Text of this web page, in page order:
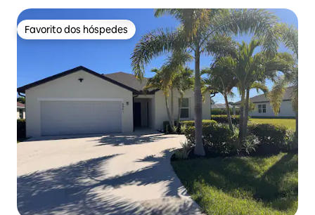
Favorito dos hóspedes
Favorito dos hóspedes